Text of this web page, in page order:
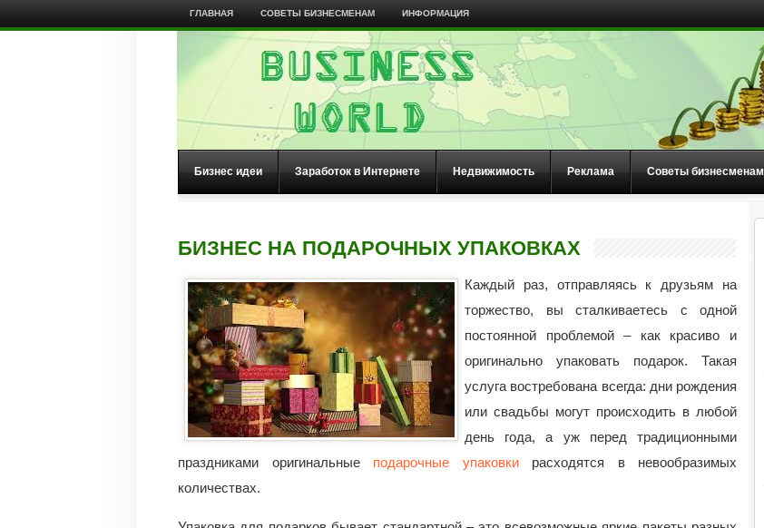
ГЛАВНАЯ СОВЕТЫ БИЗНЕСМЕНАМ ИНФОРМАЦИЯ
Бизнес идеи Заработок в Интернете Недвижимость Реклама Советы бизнесменам
БИЗНЕС НА ПОДАРОЧНЫХ УПАКОВКАХ
Каждый раз, отправляясь к друзьям на
торжество, вы сталкиваетесь с одной
постоянной проблемой – как красиво и
оригинально упаковать подарок. Такая
услуга востребована всегда: дни рождения
или свадьбы могут происходить в любой
день года, а уж перед традиционными
праздниками оригинальные подарочные упаковкирасходятся в невообразимых
количествах.